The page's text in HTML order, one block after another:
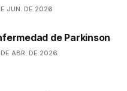
JUN. DE 2026
de Parkinson
ABR. DE 2026